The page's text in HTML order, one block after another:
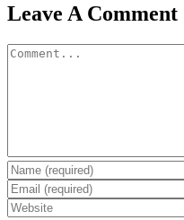
Leave A Comment
Comment